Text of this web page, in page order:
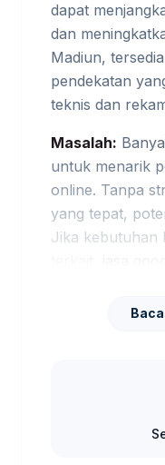
dapat
dan
Madiun,
pendekatan
teknis dan
Masalah:
untuk menarik
online. Tanpa
yang tepat,
Jika kebutuhan
jasa
dengan target
anggaran dan
Jika kebutuhan
jasa